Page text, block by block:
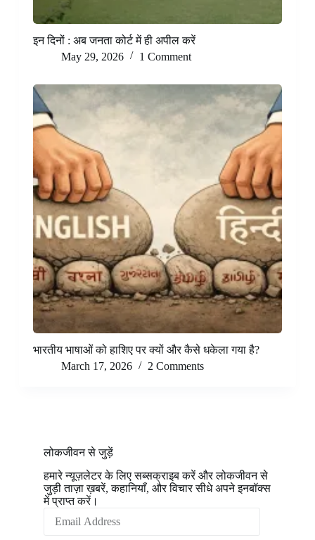
इन दिनों : अब जनता कोर्ट में ही अपील करें
May 29, 2026
1 Comment
भारतीय भाषाओं को हाशिए पर क्यों और कैसे धकेला गया है?
March 17, 2026
2 Comments
लोकजीवन से जुड़ें
हमारे न्यूज़लेटर के लिए सब्सक्राइब करें और लोकजीवन से
जुड़ी ताज़ा ख़बरें, कहानियाँ, और विचार सीधे अपने इनबॉक्स
में प्राप्त करें।
Address